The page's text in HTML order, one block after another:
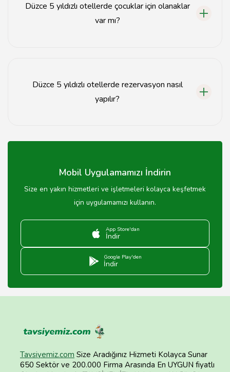
Düzce 5 yıldızlı otellerde çocuklar için olanaklar
var mı?
Düzce 5 yıldızlı otellerde rezervasyon nasıl
yapılır?
web sitesi veya popüler seyahat siteleri üzerinden
Mobil Uygulamamızı İndirin
Size en yakın hizmetleri ve işletmeleri kolayca keşfetmek
için uygulamamızı kullanın.
App Store'dan
İndir
Google Play'den
İndir
Tavsiyemiz.com Size Aradığınız Hizmeti Kolayca Sunar
650 Sektör ve 200.000 Firma Arasında En UYGUN fiyatlı